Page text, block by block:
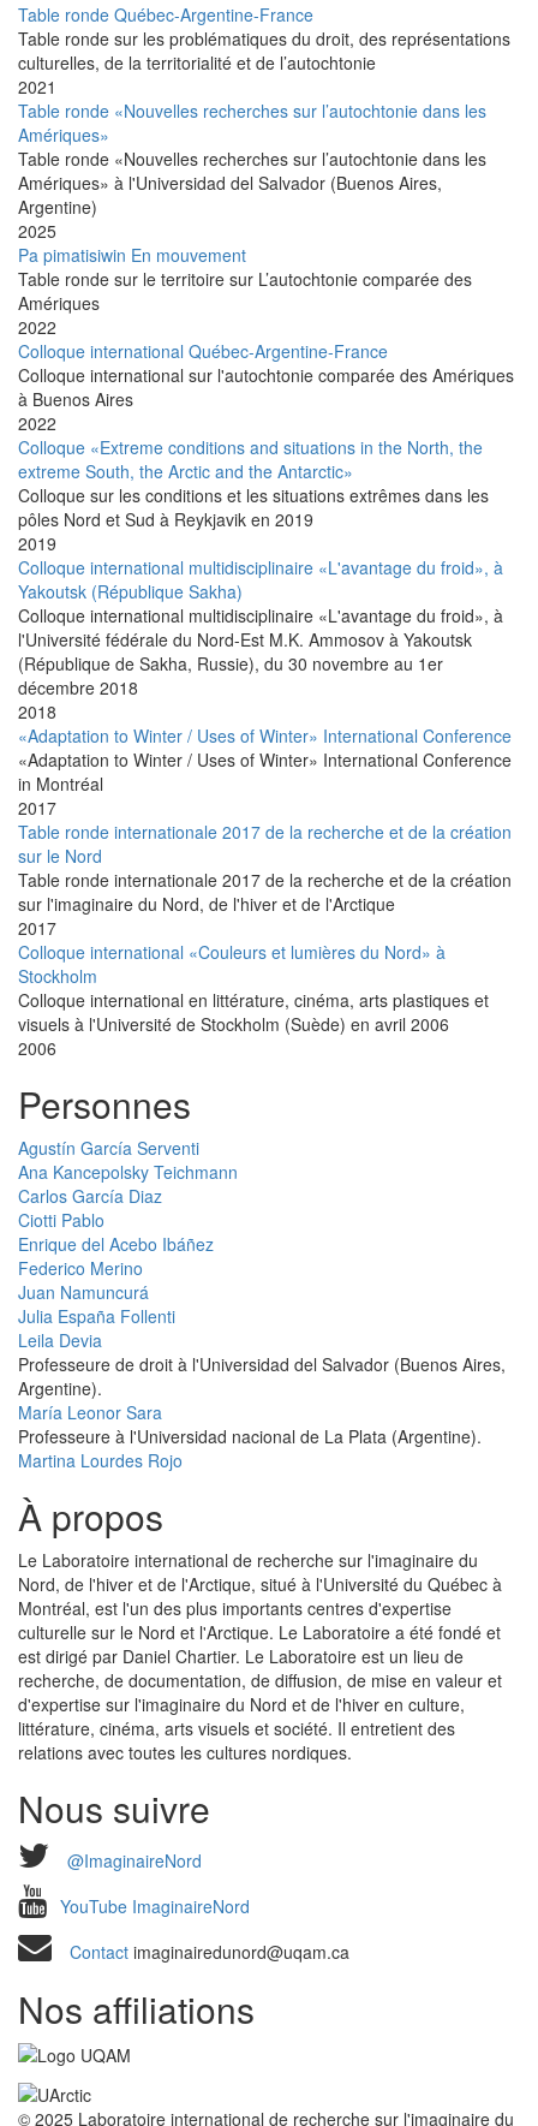
Table ronde Québec-Argentine-France
Table ronde sur les problématiques du droit, des représentations
culturelles, de la territorialité et de l’autochtonie
2021
Table ronde «Nouvelles recherches sur l’autochtonie dans les
Amériques»
Table ronde «Nouvelles recherches sur l’autochtonie dans les
Amériques» à l'Universidad del Salvador (Buenos Aires,
Argentine)
2025
Pa pimatisiwin En mouvement
Table ronde sur le territoire sur L’autochtonie comparée des
Amériques
2022
Colloque international Québec-Argentine-France
Colloque international sur l'autochtonie comparée des Amériques
à Buenos Aires
2022
Colloque «Extreme conditions and situations in the North, the
extreme South, the Arctic and the Antarctic»
Colloque sur les conditions et les situations extrêmes dans les
pôles Nord et Sud à Reykjavik en 2019
2019
Colloque international multidisciplinaire «L'avantage du froid», à
Yakoutsk (République Sakha)
Colloque international multidisciplinaire «L'avantage du froid», à
l'Université fédérale du Nord-Est M.K. Ammosov à Yakoutsk
(République de Sakha, Russie), du 30 novembre au 1er
décembre 2018
2018
«Adaptation to Winter / Uses of Winter» International Conference
«Adaptation to Winter / Uses of Winter» International Conference
in Montréal
2017
Table ronde internationale 2017 de la recherche et de la création
sur le Nord
Table ronde internationale 2017 de la recherche et de la création
sur l'imaginaire du Nord, de l'hiver et de l'Arctique
2017
Colloque international «Couleurs et lumières du Nord» à
Stockholm
Colloque international en littérature, cinéma, arts plastiques et
visuels à l'Université de Stockholm (Suède) en avril 2006
2006
Personnes
Agustín García Serventi
Ana Kancepolsky Teichmann
Carlos García Diaz
Ciotti Pablo
Enrique del Acebo Ibáñez
Federico Merino
Juan Namuncurá
Julia España Follenti
Leila Devia
Professeure de droit à l'Universidad del Salvador (Buenos Aires,
Argentine).
María Leonor Sara
Professeure à l'Universidad nacional de La Plata (Argentine).
Martina Lourdes Rojo
À propos
Le Laboratoire international de recherche sur l'imaginaire du
Nord, de l'hiver et de l'Arctique, situé à l'Université du Québec à
Montréal, est l'un des plus importants centres d'expertise
culturelle sur le Nord et l'Arctique. Le Laboratoire a été fondé et
est dirigé par Daniel Chartier. Le Laboratoire est un lieu de
recherche, de documentation, de diffusion, de mise en valeur et
d'expertise sur l'imaginaire du Nord et de l'hiver en culture,
littérature, cinéma, arts visuels et société. Il entretient des
relations avec toutes les cultures nordiques.
Nous suivre
@ImaginaireNord
YouTube ImaginaireNord
Contact imaginairedunord@uqam.ca
Nos affiliations
© 2025 Laboratoire international de recherche sur l'imaginaire du